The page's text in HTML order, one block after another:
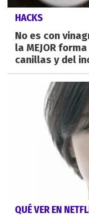
HACKS
No es con
la MEJOR
canillas y del
QUÉ VER EN